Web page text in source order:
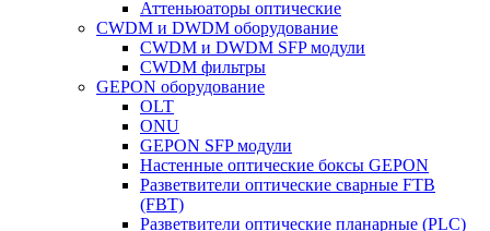
Аттеньюаторы оптические
CWDM и DWDM оборудование
CWDM и DWDM SFP модули
CWDM фильтры
GEPON оборудование
OLT
ONU
GEPON SFP модули
Настенные оптические боксы GEPON
Разветвители оптические сварные FTB
(FBT)
Разветвители оптические планарные (PLC)